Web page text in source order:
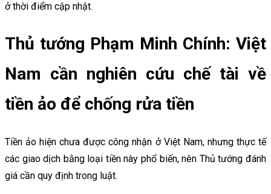
ở thời điểm cập nhật.
Thủ tướng Phạm Minh Chính: Việt
Nam cần nghiên cứu chế tài về
tiền ảo để chống rửa tiền
Tiền ảo hiện chưa được công nhận ở Việt Nam, nhưng thực tế
các giao dịch bằng loại tiền này phổ biến, nên Thủ tướng đánh
giá cần quy định trong luật.